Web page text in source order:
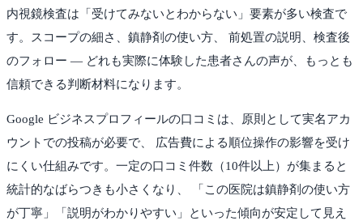
内視鏡検査は「受けてみないとわからない」要素が多い検査で
す。スコープの細さ、鎮静剤の使い方、 前処置の説明、検査後
のフォロー — どれも実際に体験した患者さんの声が、もっとも
信頼できる判断材料になります。
Google ビジネスプロフィールの口コミは、原則として実名アカ
ウントでの投稿が必要で、 広告費による順位操作の影響を受け
にくい仕組みです。一定の口コミ件数（10件以上）が集まると
統計的なばらつきも小さくなり、 「この医院は鎮静剤の使い方
が丁寧」「説明がわかりやすい」といった傾向が安定して見え